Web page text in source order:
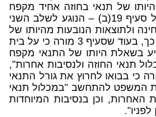
של תנאי בחוזה אחיד מקפח
– ובין נוסחו של סעיף 19(ב) – הנוגע לשלב השני
ולתוצאות הנובעות מהיותו של
התנאי מקפח. כך, בעוד שסעיף 3 מורה כי על בית
בשאלת היותו של התנאי מקפח
תנאי החוזה ולנסיבות אחרות",
מורה כי בבואו לחרוץ את גורל התנאי
המשפט להתחשב "במכלול תנאי
האחרות, וכן בנסיבות המיוחדות
לפניו".